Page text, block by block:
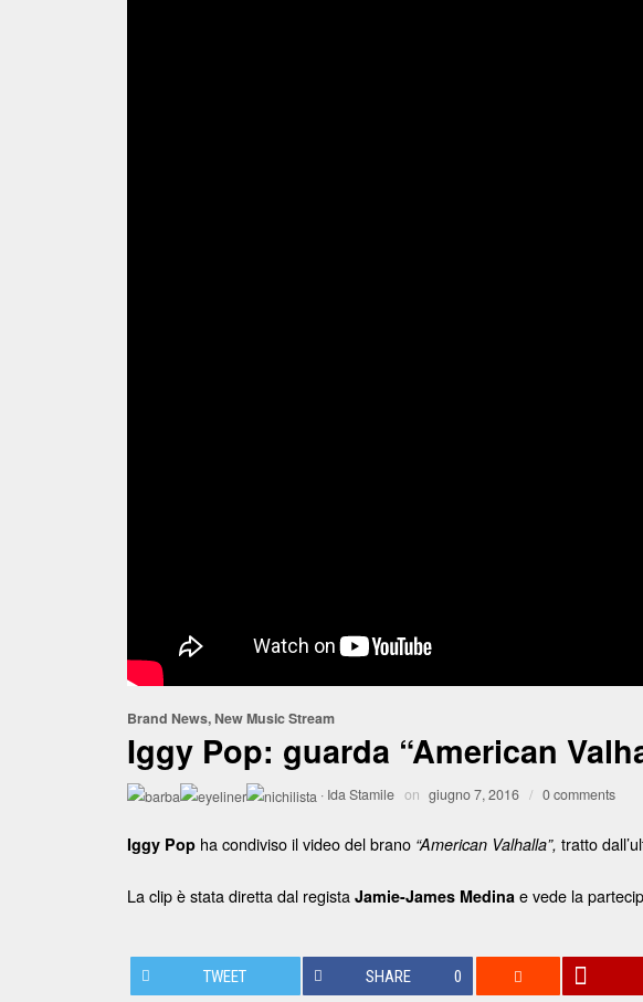
Brand News, New Music Stream
Iggy Pop: guarda “American
· Ida Stamile on giugno 7, 2016 / 0 comments
Iggy Pop ha condiviso il video del brano “American Valhalla”, tratto
La clip è stata diretta dal regista Jamie-James Medina e vede la
TWEET SHARE 0